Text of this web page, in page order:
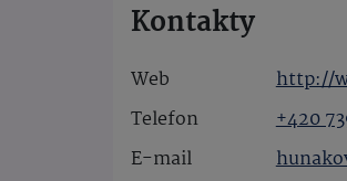
Kontakty
Web
http://
Telefon
+420
E-mail